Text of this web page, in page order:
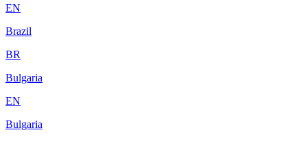
EN
Brazil
BR
Bulgaria
EN
Bulgaria